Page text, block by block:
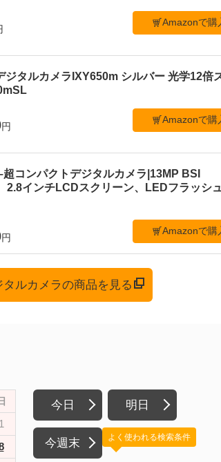
Amazonで購
タルカメラIXY650m シルバー 光学12倍
円
Amazonで購
コンパクトデジタルカメラ|13MP BSI
2.8インチLCDスクリーン、LEDフラッシ
円
Amazonで購
ルカメラの商品を見る
今日 明日
今週末 よく使われる検索条件